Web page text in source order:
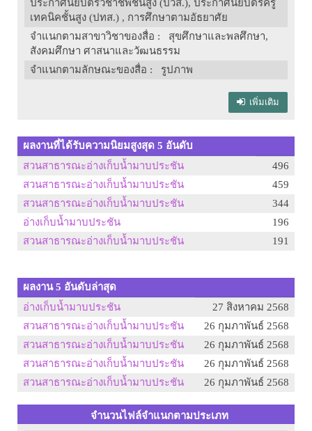
ประกาศนียบัตรวิชาชีพชั้นสูง (ปวส.), ประกาศนียบัตรครู
เทคนิคชั้นสูง (ปทส.) , การศึกษาตามอัธยาศัย
จำแนกตามสาขาวิชาของสื่อ : สุขศึกษาและพลศึกษา,
สังคมศึกษา ศาสนาและวัฒนธรรม
จำแนกตามลักษณะของสื่อ : รูปภาพ
เพิ่มเติม
ผลงานที่ได้รับความนิยมสูงสุด 5 อันดับ
สวนสาธารณะอ่างเก็บน้ำมาบประชัน
496
สวนสาธารณะอ่างเก็บน้ำมาบประชัน
459
สวนสาธารณะอ่างเก็บน้ำมาบประชัน
344
อ่างเก็บน้ำมาบประชัน
196
สวนสาธารณะอ่างเก็บน้ำมาบประชัน
191
ผลงาน 5 อันดับล่าสุด
อ่างเก็บน้ำมาบประชัน
27 สิงหาคม 2568
สวนสาธารณะอ่างเก็บน้ำมาบประชัน
26 กุมภาพันธ์ 2568
สวนสาธารณะอ่างเก็บน้ำมาบประชัน
26 กุมภาพันธ์ 2568
สวนสาธารณะอ่างเก็บน้ำมาบประชัน
26 กุมภาพันธ์ 2568
สวนสาธารณะอ่างเก็บน้ำมาบประชัน
26 กุมภาพันธ์ 2568
จำนวนไฟล์จำแนกตามประเภท